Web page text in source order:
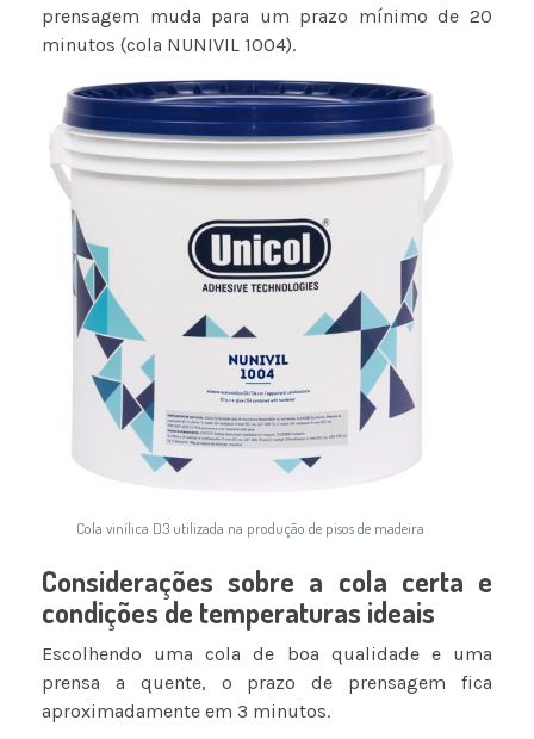
prensagem muda para um prazo mínimo de 20
minutos (cola NUNIVIL 1004).
Cola vinílica D3 utilizada na produção de pisos de madeira
Considerações sobre a cola certa e
condições de temperaturas ideais
Escolhendo uma cola de boa qualidade e uma
prensa a quente, o prazo de prensagem fica
aproximadamente em 3 minutos.